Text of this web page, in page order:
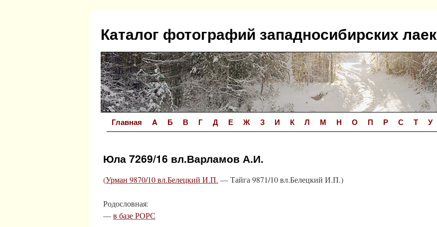
содержимому
Каталог фотографий западносибирских лаек
Главная A Б В Г Д Е Ж З И К Л М Н О П Р С Т У
Юла 7269/16 вл.Варламов А.И.
(Урман 9870/10 вл.Белецкий И.П. — Тайга 9871/10 вл.Белецкий И.П.)
Родословная:
—в базе РОРС